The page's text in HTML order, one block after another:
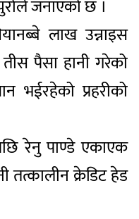
जनाएको छ ।
लाख उन्नाइस
पैसा हानी गरेको
भईरहेको प्रहरीको
रेनु पाण्डे एकाएक
तत्कालीन क्रेडिट हेड